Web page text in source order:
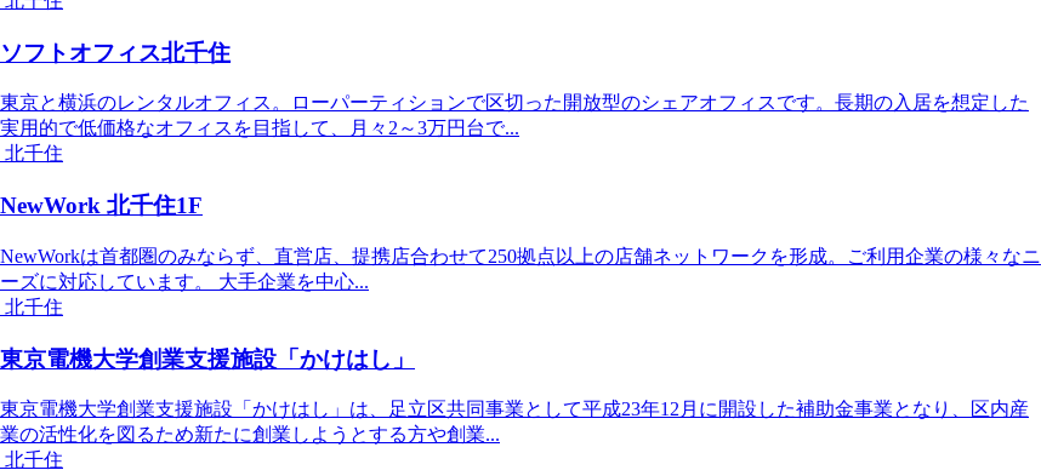
ソフトオフィス北千住
東京と横浜のレンタルオフィス。ローパーティションで区切った開放型のシェアオフィスです。長期の入居を想定した
実用的で低価格なオフィスを目指して、月々2～3万円台で...
北千住
NewWork 北千住1F
NewWorkは首都圏のみならず、直営店、提携店合わせて250拠点以上の店舗ネットワークを形成。ご利用企業の様々なニ
ーズに対応しています。 大手企業を中心...
北千住
東京電機大学創業支援施設「かけはし」
東京電機大学創業支援施設「かけはし」は、足立区共同事業として平成23年12月に開設した補助金事業となり、区内産
業の活性化を図るため新たに創業しようとする方や創業...
北千住